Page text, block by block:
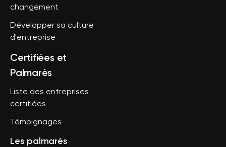
changement
Développer sa culture
d'entreprise
Certifiées et
Palmarès
Liste des entreprises
certifiées
Témoignages
Les palmarès